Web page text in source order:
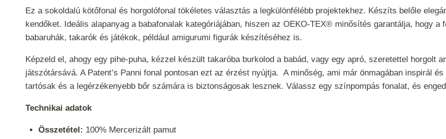
Ez a sokoldalú kötőfonal és horgolófonal tökéletes választás a legkülönfélébb projektekhez. Készíts belőle
kendőket. Ideális alapanyag a babafonalak kategóriájában, hiszen az OEKO-TEX® minősítés garantálja, hogy
babaruhák, takarók és játékok, például amigurumi figurák készítéséhez is.
Képzeld el, ahogy egy pihe-puha, kézzel készült takaróba burkolod a babád, vagy egy apró, szeretettel horgolt
játszótársává. A Patent’s Panni fonal pontosan ezt az érzést nyújtja. A minőség, ami már önmagában inspirál
tartósak és a legérzékenyebb bőr számára is biztonságosak lesznek. Válassz egy színpompás fonalat, és
Technikai adatok
Összetétel: 100% Mercerizált pamut